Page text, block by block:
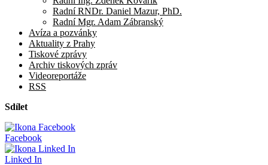
Radní RNDr. Daniel Mazur, PhD.
Radní Mgr. Adam Zábranský
Avíza a pozvánky
Aktuality z Prahy
Tiskové zprávy
Archiv tiskových zpráv
Videoreportáže
RSS
Sdílet
Facebook
Linked In